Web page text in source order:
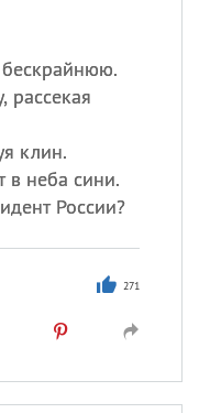
рассекая
клин.
в неба сини.
России?
271